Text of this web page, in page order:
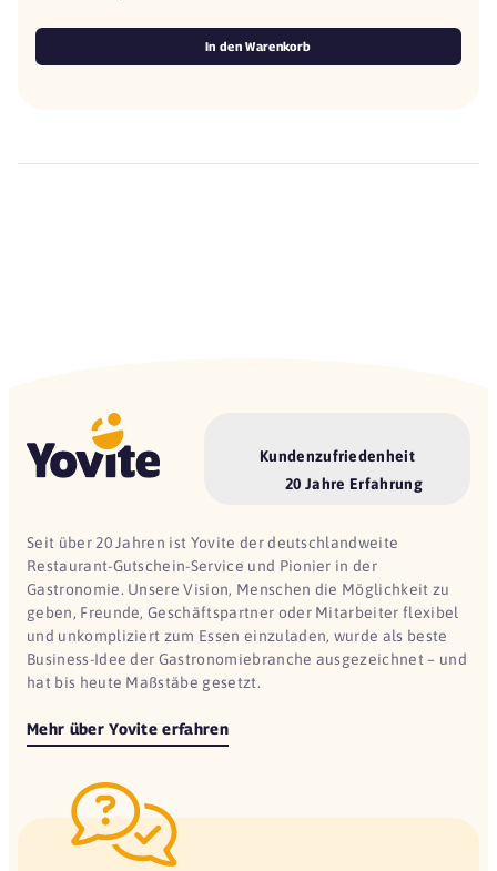
In den Warenkorb
Kundenzufriedenheit
20 Jahre Erfahrung
Seit über 20 Jahren ist Yovite der deutschlandweite
Restaurant-Gutschein-Service und Pionier in der
Gastronomie. Unsere Vision, Menschen die Möglichkeit zu
geben, Freunde, Geschäftspartner oder Mitarbeiter flexibel
und unkompliziert zum Essen einzuladen, wurde als beste
Business-Idee der Gastronomiebranche ausgezeichnet – und
hat bis heute Maßstäbe gesetzt.
Mehr über Yovite erfahren